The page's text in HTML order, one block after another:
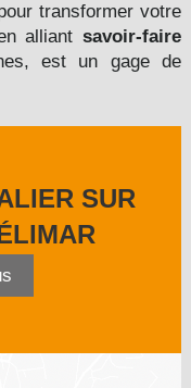
transformer votre
alliantsavoir-faire
est un gage de
SUR